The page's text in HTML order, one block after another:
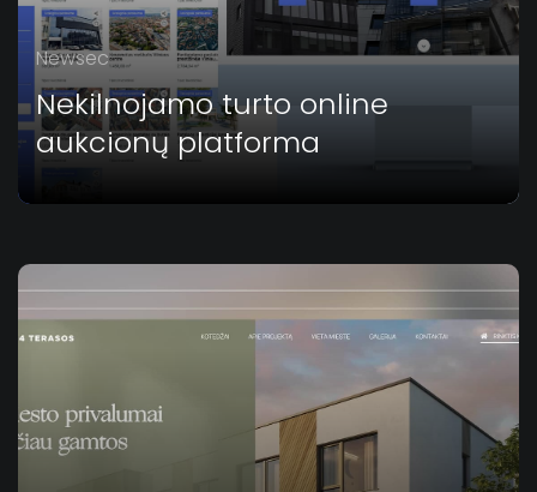
Newsec
Nekilnojamo turto online
aukcionų platforma